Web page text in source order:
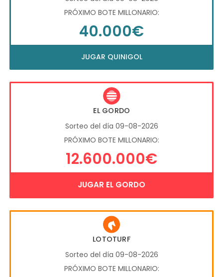
PRÓXIMO BOTE MILLONARIO:
40.000€
JUGAR QUINIGOL
EL GORDO
Sorteo del día 09-08-2026
PRÓXIMO BOTE MILLONARIO:
12.600.000€
JUGAR EL GORDO
LOTOTURF
Sorteo del día 09-08-2026
PRÓXIMO BOTE MILLONARIO: